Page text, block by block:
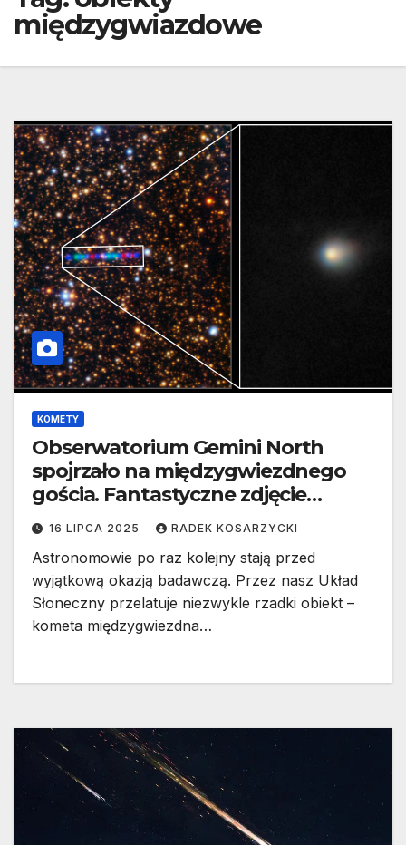
międzygwiazdowe
KOMETY
Obserwatorium Gemini North
spojrzało na międzygwiezdnego
gościa. Fantastyczne zdjęcie
komety 3I/ATLAS
16 LIPCA 2025 RADEK KOSARZYCKI
Astronomowie po raz kolejny stają przed
wyjątkową okazją badawczą. Przez nasz Układ
Słoneczny przelatuje niezwykle rzadki obiekt –
kometa międzygwiezdna…